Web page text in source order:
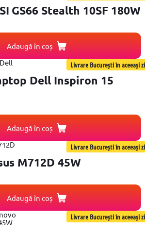
GS66 Stealth 10SF 180W
Adaugă în coș
Livrare București în aceeași zi
Dell Inspiron 15
Adaugă în coș
Livrare București în aceeași zi
M712D 45W
Adaugă în coș
Livrare București în aceeași zi